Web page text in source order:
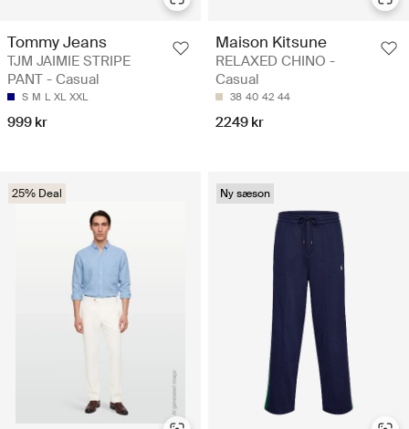
Tommy Jeans
TJM JAIMIE STRIPE
PANT - Casual
S M L XL XXL
999 kr
Maison Kitsune
RELAXED CHINO -
Casual
38 40 42 44
2249 kr
25% Deal Ny sæson